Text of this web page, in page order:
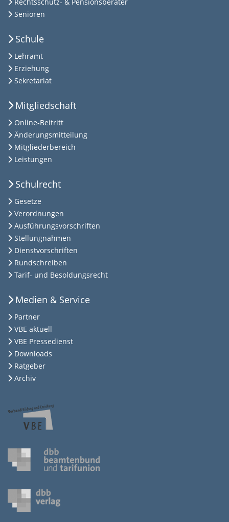
Senioren
Schule
Lehramt
Erziehung
Sekretariat
Mitgliedschaft
Online-Beitritt
Änderungsmitteilung
Mitgliederbereich
Leistungen
Schulrecht
Gesetze
Verordnungen
Ausführungsvorschriften
Stellungnahmen
Dienstvorschriften
Rundschreiben
Tarif- und Besoldungsrecht
Medien & Service
Partner
VBE aktuell
VBE Pressedienst
Downloads
Ratgeber
Archiv